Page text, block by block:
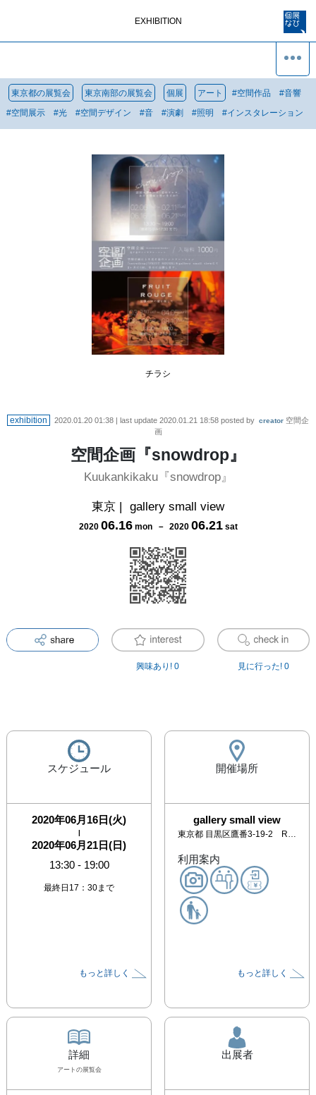
EXHIBITION
東京都の展覧会 東京南部の展覧会 個展 アート #空間作品 #音響
#空間展示 #光 #空間デザイン #音 #演劇 #照明 #インスタレーション
チラシ
exhibition 2020.01.20 01:38 | last update 2020.01.21 18:58 posted by creator 空間企
画
空間企画『snowdrop』
Kuukankikaku『snowdrop』
東京 | gallery small view
2020 06.16 mon－ 2020 06.21 sat
興味あり! 0 見に行った! 0
スケジュール
2020年06月16日(火)
|
2020年06月21日(日)
13:30- 19:00
最終日17：30まで
もっと詳しく
開催場所
gallery small view
東京都 目黒区鷹番3-19-2 Raglan2F
利用案内
もっと詳しく
詳細
アート の展覧会
出展者